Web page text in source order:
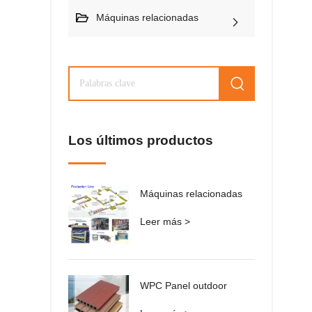
Máquinas relacionadas
Los últimos productos
Máquinas relacionadas
Leer más >
WPC Panel outdoor